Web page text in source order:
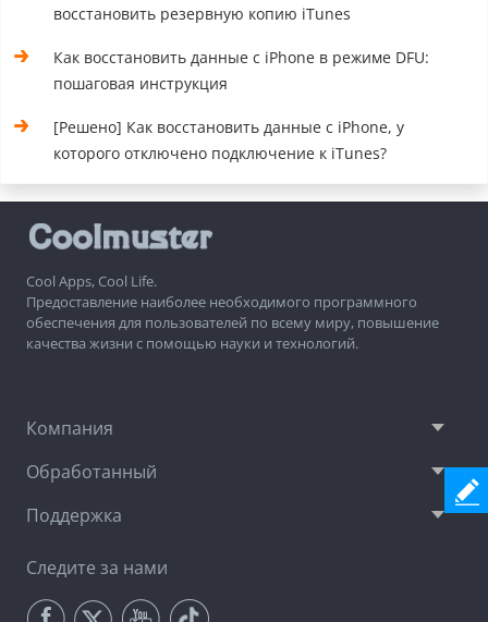
восстановить резервную копию iTunes
Как восстановить данные с iPhone в режиме DFU:
пошаговая инструкция
[Решено] Как восстановить данные с iPhone, у
которого отключено подключение к iTunes?
Cool Apps, Cool Life.
Предоставление наиболее необходимого программного
обеспечения для пользователей по всему миру, повышение
качества жизни с помощью науки и технологий.
Компания
Обработанный
Поддержка
Следите за нами